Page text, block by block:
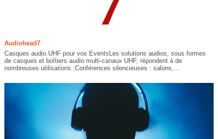
Audiohead7
Casques audio UHF pour vos EventsLes solutions audios, sous formes
de casques et boîtiers audio multi-canaux UHF, répondent à de
nombreuses utilisations :Conférences silencieuses : salons,...